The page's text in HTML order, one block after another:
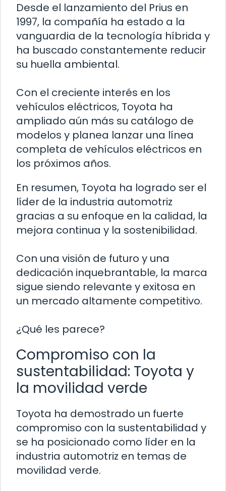
Desde el lanzamiento del Prius en
1997, la compañía ha estado a la
vanguardia de la tecnología híbrida y
ha buscado constantemente reducir
su huella ambiental.
Con el creciente interés en los
vehículos eléctricos, Toyota ha
ampliado aún más su catálogo de
modelos y planea lanzar una línea
completa de vehículos eléctricos en
los próximos años.
En resumen, Toyota ha logrado ser el
líder de la industria automotriz
gracias a su enfoque en la calidad, la
mejora continua y la sostenibilidad.
Con una visión de futuro y una
dedicación inquebrantable, la marca
sigue siendo relevante y exitosa en
un mercado altamente competitivo.
¿Qué les parece?
Compromiso con la
sustentabilidad: Toyota y
la movilidad verde
Toyota ha demostrado un fuerte
compromiso con la sustentabilidad y
se ha posicionado como líder en la
industria automotriz en temas de
movilidad verde.